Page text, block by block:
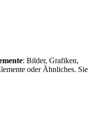
: Bilder, Grafiken,
oder Ähnliches. Sie